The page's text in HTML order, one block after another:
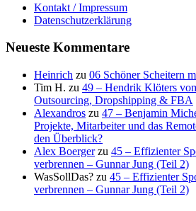
Kontakt / Impressum
Datenschutzerklärung
Neueste Kommentare
Heinrich zu 06 Schöner Scheitern
Tim H. zu 49 – Hendrik Klöters
Outsourcing, Dropshipping & FBA
Alexandros zu 47 – Benjamin
Projekte, Mitarbeiter und das
den Überblick?
Alex Boergerzu 45 – Effizienter
verbrennen – Gunnar Jung (Teil 2)
WasSollDas? zu 45 – Effizienter
verbrennen – Gunnar Jung (Teil 2)